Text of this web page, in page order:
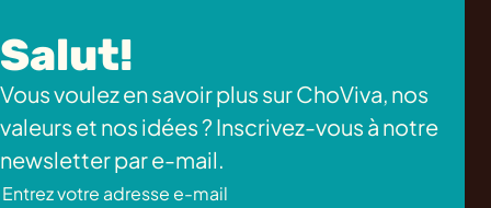
Salut!
Vous voulez en savoir plus sur ChoViva, nos
valeurs et nos idées ? Inscrivez-vous à notre
newsletter par e-mail.